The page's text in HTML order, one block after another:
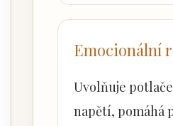
Emocionální
Uvolňuje
napětí, pomáhá